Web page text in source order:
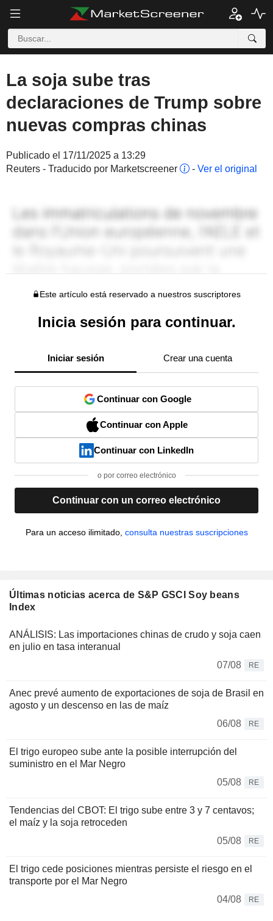
La soja sube tras
declaraciones de Trump sobre
nuevas compras chinas
Publicado el 17/11/2025 a 13:29
Reuters - Traducido por Marketscreener
- Ver el original
Este artículo está reservado a nuestros suscriptores
Inicia sesión para continuar.
Iniciar sesión Crear una cuenta
Continuar con Google
Continuar con Apple
Continuar con LinkedIn
o por correo electrónico
Continuar con un correo electrónico
Para un acceso ilimitado, consulta nuestras suscripciones
Últimas noticias acerca de S&P GSCI Soy beans
Index
ANÁLISIS: Las importaciones chinas de crudo y soja caen
en julio en tasa interanual
07/08
RE
Anec prevé aumento de exportaciones de soja de Brasil en
agosto y un descenso en las de maíz
06/08
RE
El trigo europeo sube ante la posible interrupción del
suministro en el Mar Negro
05/08
RE
Tendencias del CBOT: El trigo sube entre 3 y 7 centavos;
el maíz y la soja retroceden
05/08
RE
El trigo cede posiciones mientras persiste el riesgo en el
transporte por el Mar Negro
04/08
RE